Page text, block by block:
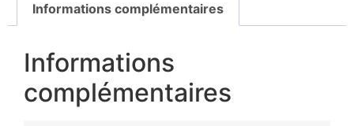
Informations complémentaires
Informations
complémentaires